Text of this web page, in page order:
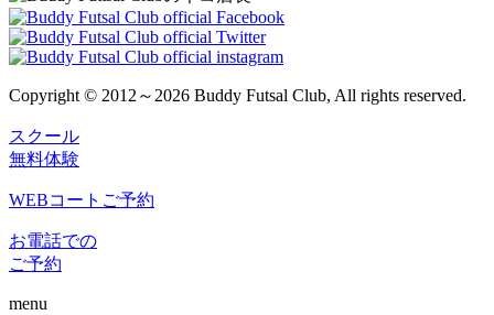
Copyright © 2012～2026 Buddy Futsal Club, All rights reserved.
スクール
無料体験
WEBコートご予約
お電話での
ご予約
menu